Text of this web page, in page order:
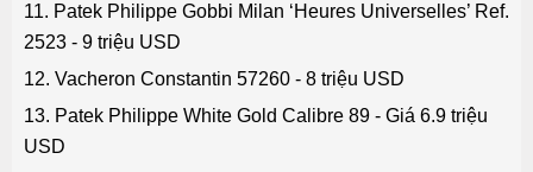
11. Patek Philippe Gobbi Milan ‘Heures Universelles’ Ref.
2523 - 9 triệu USD
12. Vacheron Constantin 57260 - 8 triệu USD
13. Patek Philippe White Gold Calibre 89 - Giá 6.9 triệu
USD